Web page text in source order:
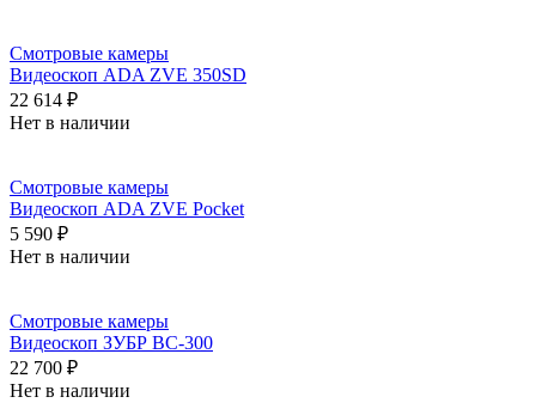
Смотровые камеры
Видеоскоп ADA ZVE 350SD
22 614 ₽
Нет в наличии
Смотровые камеры
Видеоскоп ADA ZVE Pocket
5 590 ₽
Нет в наличии
Смотровые камеры
Видеоскоп ЗУБР ВC-300
22 700 ₽
Нет в наличии